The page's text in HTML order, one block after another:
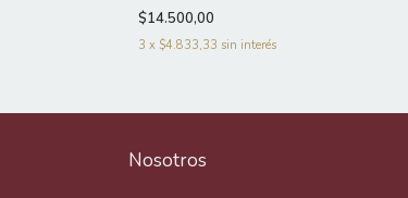
$14.500,00
3 x $4.833,33 sin interés
Nosotros